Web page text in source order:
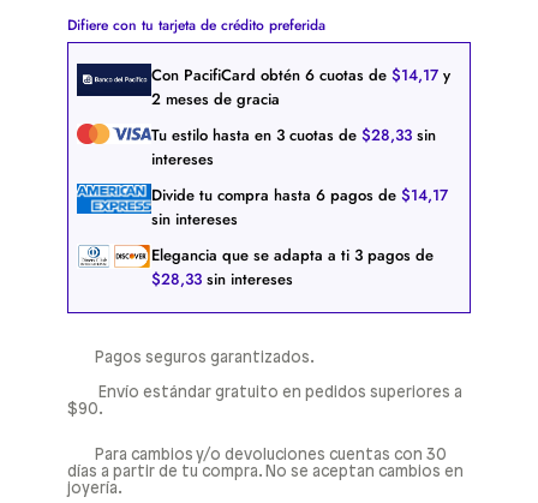
Difiere con tu tarjeta de crédito preferida
Con PacifiCard obtén 6 cuotas de $14,17 y
2 meses de gracia
Tu estilo hasta en 3 cuotas de $28,33 sin
intereses
Divide tu compra hasta 6 pagos de $14,17
sin intereses
Elegancia que se adapta a ti 3 pagos de
$28,33 sin intereses
Pagos seguros garantizados.
Envío estándar gratuito en pedidos superiores a
$90.
Para cambios y/o devoluciones cuentas con 30
días a partir de tu compra. No se aceptan cambios en
joyería.